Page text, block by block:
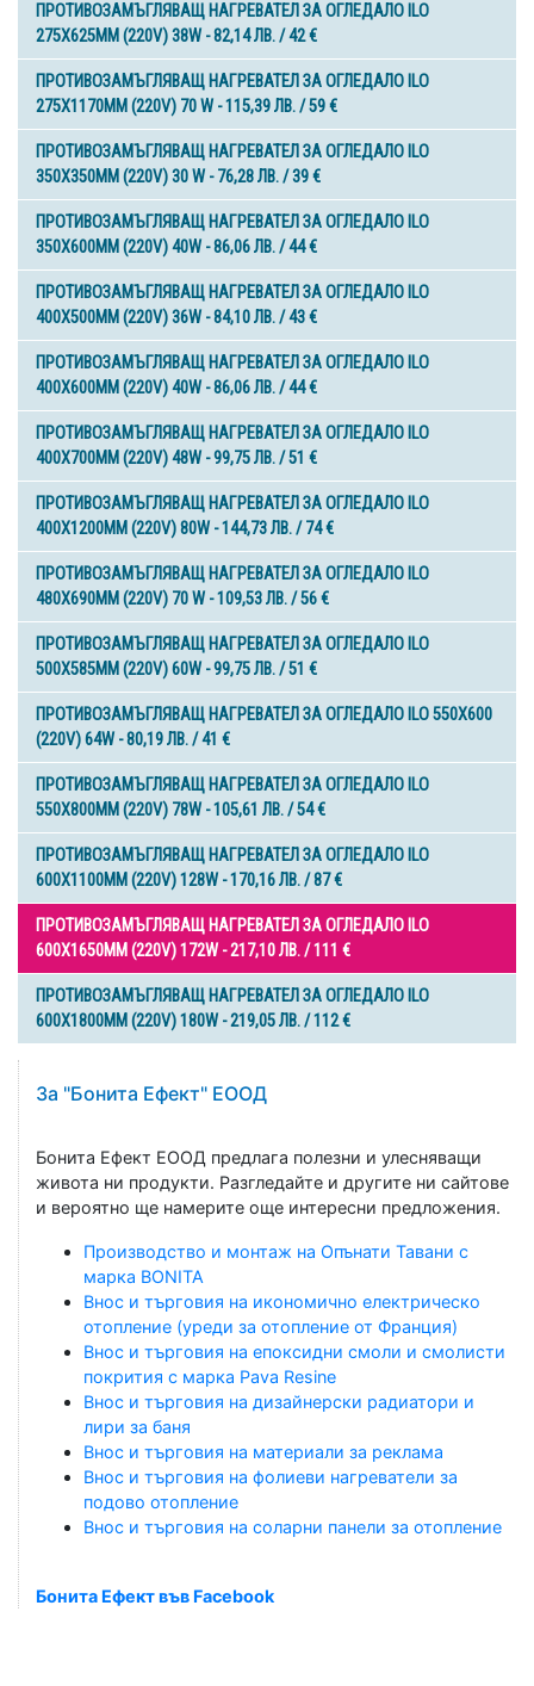
ПРОТИВОЗАМЪГЛЯВАЩ НАГРЕВАТЕЛ ЗА ОГЛЕДАЛО ILO
275X625MM (220V) 38W - 82,14 ЛВ. / 42 €
ПРОТИВОЗАМЪГЛЯВАЩ НАГРЕВАТЕЛ ЗА ОГЛЕДАЛО ILO
275X1170MM (220V) 70 W - 115,39 ЛВ. / 59 €
ПРОТИВОЗАМЪГЛЯВАЩ НАГРЕВАТЕЛ ЗА ОГЛЕДАЛО ILO
350X350MM (220V) 30 W - 76,28 ЛВ. / 39 €
ПРОТИВОЗАМЪГЛЯВАЩ НАГРЕВАТЕЛ ЗА ОГЛЕДАЛО ILO
350X600MM (220V) 40W - 86,06 ЛВ. / 44 €
ПРОТИВОЗАМЪГЛЯВАЩ НАГРЕВАТЕЛ ЗА ОГЛЕДАЛО ILO
400X500MM (220V) 36W - 84,10 ЛВ. / 43 €
ПРОТИВОЗАМЪГЛЯВАЩ НАГРЕВАТЕЛ ЗА ОГЛЕДАЛО ILO
400X600MM (220V) 40W - 86,06 ЛВ. / 44 €
ПРОТИВОЗАМЪГЛЯВАЩ НАГРЕВАТЕЛ ЗА ОГЛЕДАЛО ILO
400X700MM (220V) 48W - 99,75 ЛВ. / 51 €
ПРОТИВОЗАМЪГЛЯВАЩ НАГРЕВАТЕЛ ЗА ОГЛЕДАЛО ILO
400X1200MM (220V) 80W - 144,73 ЛВ. / 74 €
ПРОТИВОЗАМЪГЛЯВАЩ НАГРЕВАТЕЛ ЗА ОГЛЕДАЛО ILO
480X690MM (220V) 70 W - 109,53 ЛВ. / 56 €
ПРОТИВОЗАМЪГЛЯВАЩ НАГРЕВАТЕЛ ЗА ОГЛЕДАЛО ILO
500X585MM (220V) 60W - 99,75 ЛВ. / 51 €
ПРОТИВОЗАМЪГЛЯВАЩ НАГРЕВАТЕЛ ЗА ОГЛЕДАЛО ILO 550X600
(220V) 64W - 80,19 ЛВ. / 41 €
ПРОТИВОЗАМЪГЛЯВАЩ НАГРЕВАТЕЛ ЗА ОГЛЕДАЛО ILO
550X800MM (220V) 78W - 105,61 ЛВ. / 54 €
ПРОТИВОЗАМЪГЛЯВАЩ НАГРЕВАТЕЛ ЗА ОГЛЕДАЛО ILO
600X1100MM (220V) 128W - 170,16 ЛВ. / 87 €
ПРОТИВОЗАМЪГЛЯВАЩ НАГРЕВАТЕЛ ЗА ОГЛЕДАЛО ILO
600X1650MM (220V) 172W - 217,10 ЛВ. / 111 €
ПРОТИВОЗАМЪГЛЯВАЩ НАГРЕВАТЕЛ ЗА ОГЛЕДАЛО ILO
600X1800MM (220V) 180W - 219,05 ЛВ. / 112 €
За "Бонита Ефект" ЕООД
Бонита Ефект ЕООД предлага полезни и улесняващи
живота ни продукти. Разгледайте и другите ни сайтове
и вероятно ще намерите още интересни предложения.
Производство и монтаж на Опънати Тавани с
марка BONITA
Внос и търговия на икономично електрическо
отопление (уреди за отопление от Франция)
Внос и търговия на епоксидни смоли и смолисти
покрития с марка Pava Resine
Внос и търговия на дизайнерски радиатори и
лири за баня
Внос и търговия на материали за реклама
Внос и търговия на фолиеви нагреватели за
подово отопление
Внос и търговия на соларни панели за отопление
Бонита Ефект във Facebook